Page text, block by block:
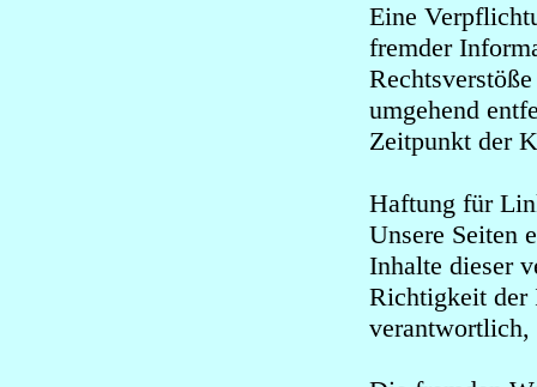
Eine
fremder
umgehend
Zeitpunkt der
Haftung für
Unsere Seiten
Inhalte dieser
Richtigkeit der
verantwortlich,